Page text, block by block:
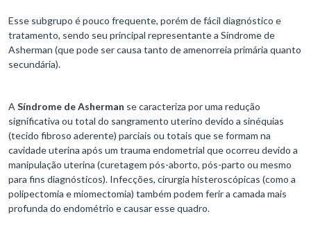
Esse subgrupo é pouco frequente, porém de fácil diagnóstico e
tratamento, sendo seu principal representante a Síndrome de
Asherman (que pode ser causa tanto de amenorreia primária quanto
secundária).
A Síndrome de Asherman se caracteriza por uma redução
significativa ou total do sangramento uterino devido a sinéquias
(tecido fibroso aderente) parciais ou totais que se formam na
cavidade uterina após um trauma endometrial que ocorreu devido a
manipulação uterina (curetagem pós-aborto, pós-parto ou mesmo
para fins diagnósticos). Infecções, cirurgia histeroscópicas (como a
polipectomia e miomectomia) também podem ferir a camada mais
profunda do endométrio e causar esse quadro.